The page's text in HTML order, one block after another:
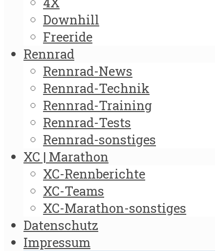
Downhill
Freeride
Rennrad
Rennrad-News
Rennrad-Technik
Rennrad-Training
Rennrad-Tests
Rennrad-sonstiges
XC | Marathon
XC-Rennberichte
XC-Teams
XC-Marathon-sonstiges
Datenschutz
Impressum